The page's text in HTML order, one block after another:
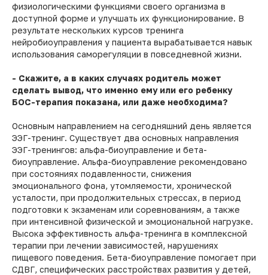
физиологическими функциями своего организма в
доступной форме и улучшать их функционирование. В
результате нескольких курсов тренинга
нейробиоуправления у пациента вырабатывается навык
использования саморегуляции в повседневной жизни.
- Скажите, а в каких случаях родитель может
сделать вывод, что именно ему или его ребенку
БОС-терапия показана, или даже необходима?
Основным направлением на сегодняшний день является
ЭЭГ-тренинг. Существует два основных направления
ЭЭГ-тренингов: альфа-биоуправление и бета-
биоуправление. Альфа-биоуправление рекомендовано
при состояниях подавленности, снижения
эмоционального фона, утомляемости, хронической
усталости, при продолжительных стрессах, в период
подготовки к экзаменам или соревнованиям, а также
при интенсивной физической и эмоциональной нагрузке.
Высока эффективность альфа-тренинга в комплексной
терапии при лечении зависимостей, нарушениях
пищевого поведения. Бета-биоуправление помогает при
СДВГ, специфических расстройствах развития у детей,